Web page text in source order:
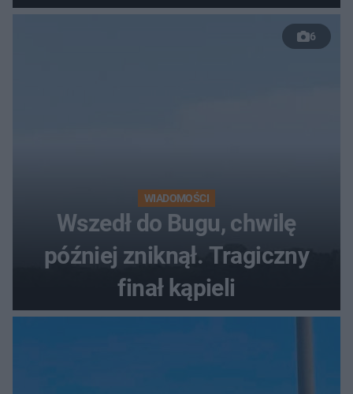
50 %!"
6
WIADOMOŚCI
Wszedł do Bugu, chwilę
później zniknął. Tragiczny
finał kąpieli